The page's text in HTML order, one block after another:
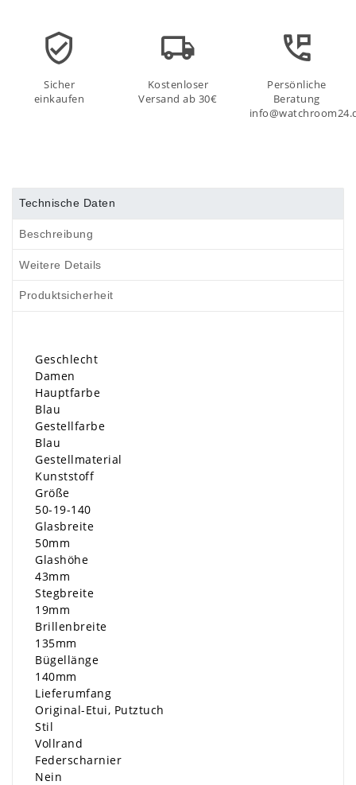
Sicher
einkaufen
Kostenloser
Versand ab 30€
Persönliche
Beratung
Technische Daten
Beschreibung
Weitere Details
Produktsicherheit
Geschlecht
Damen
Hauptfarbe
Blau
Gestellfarbe
Blau
Gestellmaterial
Kunststoff
Größe
50-19-140
Glasbreite
50mm
Glashöhe
43mm
Stegbreite
19mm
Brillenbreite
135mm
Bügellänge
140mm
Lieferumfang
Original-Etui, Putztuch
Stil
Vollrand
Federscharnier
Nein